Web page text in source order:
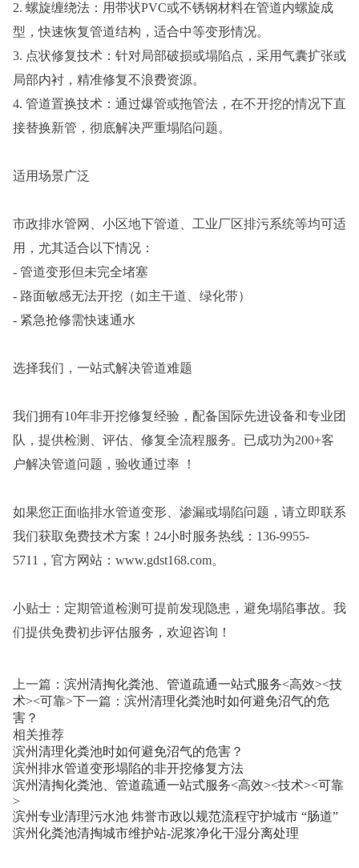
2. 螺旋缠绕法：用带状PVC或不锈钢材料在管道内螺旋成
型，快速恢复管道结构，适合中等变形情况。
3. 点状修复技术：针对局部破损或塌陷点，采用气囊扩张或
局部内衬，精准修复不浪费资源。
4. 管道置换技术：通过爆管或拖管法，在不开挖的情况下直
接替换新管，彻底解决严重塌陷问题。
适用场景广泛
市政排水管网、小区地下管道、工业厂区排污系统等均可适
用，尤其适合以下情况：
- 管道变形但未完全堵塞
- 路面敏感无法开挖（如主干道、绿化带）
- 紧急抢修需快速通水
选择我们，一站式解决管道难题
我们拥有10年非开挖修复经验，配备国际先进设备和专业团
队，提供检测、评估、修复全流程服务。已成功为200+客
户解决管道问题，验收通过率 ！
如果您正面临排水管道变形、渗漏或塌陷问题，请立即联系
我们获取免费技术方案！24小时服务热线：136-9955-
5711，官方网站：www.gdst168.com。
小贴士：定期管道检测可提前发现隐患，避免塌陷事故。我
们提供免费初步评估服务，欢迎咨询！
上一篇： 滨州清掏化粪池、管道疏通一站式服务<高效><技
术><可靠>下一篇： 滨州清理化粪池时如何避免沼气的危
害？
相关推荐
滨州清理化粪池时如何避免沼气的危害？
滨州排水管道变形塌陷的非开挖修复方法
滨州清掏化粪池、管道疏通一站式服务<高效><技术><可靠
>
滨州专业清理污水池 炜誉市政以规范流程守护城市 “肠道”
滨州化粪池清掏城市维护站-泥浆净化干湿分离处理